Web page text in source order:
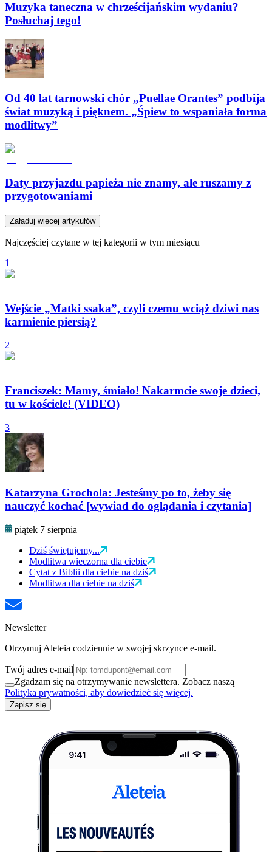
Muzyka taneczna w chrześcijańskim wydaniu?
Posłuchaj tego!
Od 40 lat tarnowski chór „Puellae Orantes” podbija
świat muzyką i pięknem. „Śpiew to wspaniała forma
modlitwy”
Daty przyjazdu papieża nie znamy, ale ruszamy z
przygotowaniami
Załaduj więcej artykułów
Najczęściej czytane w tej kategorii w tym miesiącu
1
Wejście „Matki ssaka”, czyli czemu wciąż dziwi nas
karmienie piersią?
2
Franciszek: Mamy, śmiało! Nakarmcie swoje dzieci,
tu w kościele! (VIDEO)
3
Katarzyna Grochola: Jesteśmy po to, żeby się
nauczyć kochać [wywiad do oglądania i czytania]
piątek 7 sierpnia
Dziś świętujemy...
Modlitwa wieczorna dla ciebie
Cytat z Biblii dla ciebie na dziś
Modlitwa dla ciebie na dziś
Newsletter
Otrzymuj Aleteia codziennie w swojej skrzynce e-mail.
Twój adres e-mail
Zgadzam się na otrzymywanie newslettera. Zobacz naszą
Polityka prywatności, aby dowiedzieć się więcej.
Zapisz się